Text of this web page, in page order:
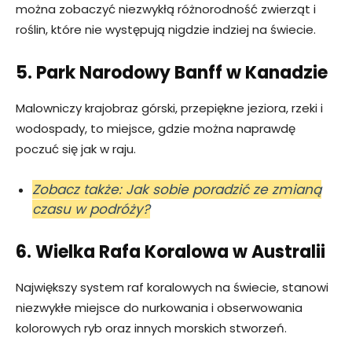
można zobaczyć niezwykłą różnorodność zwierząt i
roślin, które nie występują nigdzie indziej na świecie.
5. Park Narodowy Banff w Kanadzie
Malowniczy krajobraz górski, przepiękne jeziora, rzeki i
wodospady, to miejsce, gdzie można naprawdę
poczuć się jak w raju.
Zobacz także: Jak sobie poradzić ze zmianą
czasu w podróży?
6. Wielka Rafa Koralowa w Australii
Największy system raf koralowych na świecie, stanowi
niezwykłe miejsce do nurkowania i obserwowania
kolorowych ryb oraz innych morskich stworzeń.